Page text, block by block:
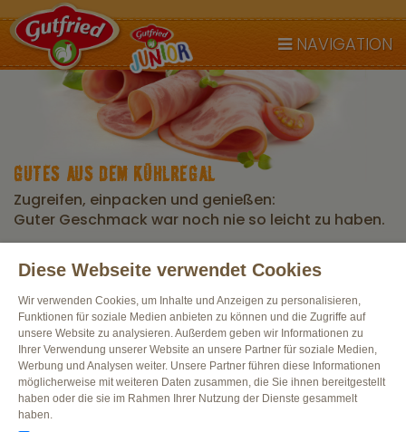
NAVIGATION
GUTES AUS DEM KÜHLREGAL
Zugreifen, einpacken und genießen:
Guter Geschmack war noch nie so leicht zu haben.
Diese Webseite verwendet Cookies
Wir verwenden Cookies, um Inhalte und Anzeigen zu personalisieren,
Funktionen für soziale Medien anbieten zu können und die Zugriffe auf
unsere Website zu analysieren. Außerdem geben wir Informationen zu
Ihrer Verwendung unserer Website an unsere Partner für soziale Medien,
Werbung und Analysen weiter. Unsere Partner führen diese Informationen
möglicherweise mit weiteren Daten zusammen, die Sie ihnen bereitgestellt
haben oder die sie im Rahmen Ihrer Nutzung der Dienste gesammelt
haben.